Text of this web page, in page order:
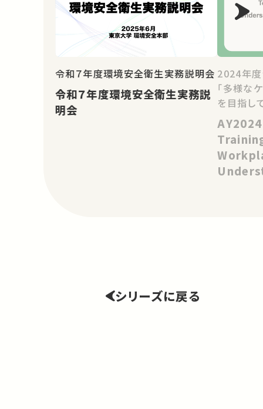
令和７年度環境安全衛生実務説明会
令和７年度環境安全衛生実務説
明会
2024年度
「多様な
を目指し
シリーズに戻る